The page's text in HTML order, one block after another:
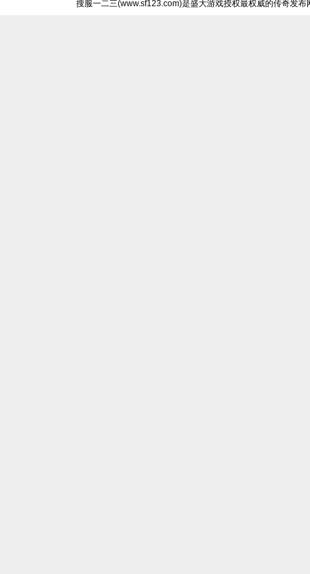
搜服一二三(www.sf123.com)是盛大游戏授权最权威的传奇发